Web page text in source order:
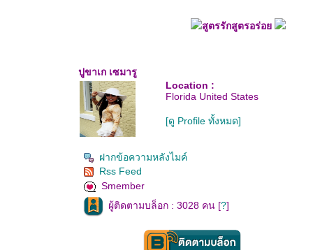
สูตรรักสูตรอร่อ
ปูขาเก เซมารู
Location :
Florida United States
[ดู Profile ทั้งหมด]
ฝากข้อความหลังไมค์
Rss Feed
Smember
ผู้ติดตามบล็อก : 3028 คน [?]